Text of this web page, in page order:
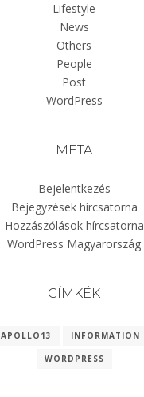
Lifestyle
News
Others
People
Post
WordPress
META
Bejelentkezés
Bejegyzések hírcsatorna
Hozzászólások hírcsatorna
WordPress Magyarország
CÍMKÉK
APOLLO13 INFORMATION
WORDPRESS